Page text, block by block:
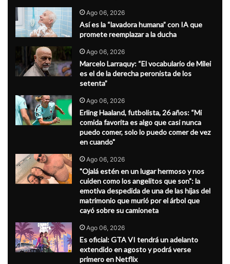
Ago 06, 2026
Así es la “lavadora humana” con IA que
promete reemplazar a la ducha
Ago 06, 2026
Marcelo Larraquy: “El vocabulario de Milei
es el de la derecha peronista de los
setenta”
Ago 06, 2026
Erling Haaland, futbolista, 26 años: “Mi
comida favorita es algo que casi nunca
puedo comer, solo lo puedo comer de vez
en cuando"
Ago 06, 2026
"Ojalá estén en un lugar hermoso y nos
cuiden como los angelitos que son": la
emotiva despedida de una de las hijas del
matrimonio que murió por el árbol que
cayó sobre su camioneta
Ago 06, 2026
Es oficial: GTA VI tendrá un adelanto
extendido en agosto y podrá verse
primero en Netflix